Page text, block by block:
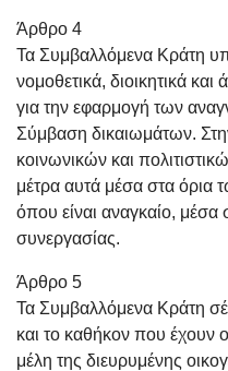
Άρθρο 4
Τα Συμβαλλόμενα Κράτη
νομοθετικά, διοικητικά
για την εφαρμογή των
Σύμβαση δικαιωμάτων.
κοινωνικών και
μέτρα αυτά μέσα στα όρια
όπου είναι αναγκαίο, μέσα
συνεργασίας.
Άρθρο 5
Τα Συμβαλλόμενα Κράτη
και το καθήκον που έχουν
μέλη της διευρυμένης